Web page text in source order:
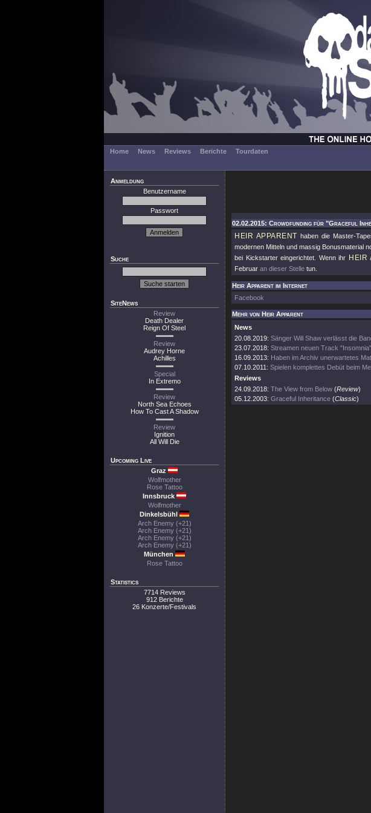
Home News Reviews Berichte
Tourdaten
Anmeldung
Benutzername
Passwort
Suche
SiteNews
Review
Death Dealer
Reign Of Steel
Review
Audrey Horne
Achilles
Special
In Extremo
Review
North Sea Echoes
How To Cast A Shadow
Review
Ignition
All Will Die
Upcoming Live
Graz
Wolfmother
Rose Tattoo
Innsbruck
Wolfmother
Dinkelsbühl
Arch Enemy (+21)
Arch Enemy (+21)
Arch Enemy (+21)
Arch Enemy (+21)
München
Rose Tattoo
Statistics
7714 Reviews
912 Berichte
26 Konzerte/Festivals
02.02.2015: Crowdfunding für "Graceful
HEIR APPARENT haben die Master-
modernen Mitteln und massig Bonusmaterial
bei Kickstarter eingerichtet. Wenn ihr HEIR
Februar an dieser Stelle tun.
Heir Apparent im Internet
Facebook
Mehr von Heir Apparent
News
20.08.2019: Sänger Will Shaw verlässt die
23.07.2018: Streamen neuen Track "Insomnia"
16.09.2013: Haben im Archiv unerwartetes
07.10.2011: Spielen komplettes Debüt beim
Reviews
24.09.2018: The View from Below (Review)
05.12.2003: Graceful Inheritance (Classic)